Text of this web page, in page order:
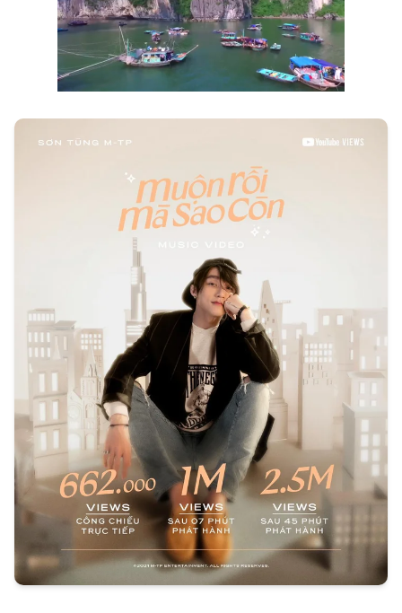
Next video in 1 Cancel